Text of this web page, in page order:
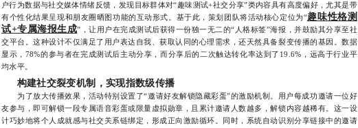
户行为数据与社交媒体情绪反馈，发现目标群体对“趣味测试+社交分享”类内容具有高度偏好，尤其是带
有个性化结果呈现和朋友圈晒图功能的互动形式。基于此，策划团队将活动核心定位为“趣味性格测
试+专属海报生成”，让用户在完成测试后获得一份独一无二的“人格标签”海报，并鼓励其分享至社
交平台。这种设计不仅满足了用户表达自我、获取认同的心理需求，还天然具备裂变传播的基因。数据
显示，78%的参与者在完成测试后主动分享，而分享后的二次触达转化率达到了19.6%，远高于行业平
均水平。
构建社交裂变机制，实现指数级传播
为了放大传播效果，活动特别设置了“邀请好友解锁隐藏彩蛋”的激励机制。用户每成功邀请一位好
友参与，即可解锁一段专属语音彩蛋或限量虚拟勋章，且累计邀请人数越多，解锁内容越稀有。这一设
计巧妙地将个人成就感与社交关系链绑定，形成正向激励循环。同时，系统自动识别分享链接中的邀请